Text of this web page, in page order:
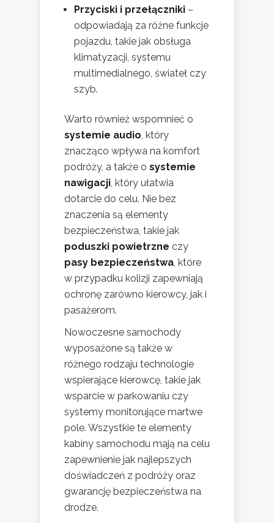
Przyciski i przełączniki –
odpowiadają za różne funkcje
pojazdu, takie jak obsługa
klimatyzacji, systemu
multimedialnego, świateł czy
szyb.
Warto również wspomnieć o
systemie audio, który
znacząco wpływa na komfort
podróży, a także o systemie
nawigacji, który ułatwia
dotarcie do celu. Nie bez
znaczenia są elementy
bezpieczeństwa, takie jak
poduszki powietrzne czy
pasy bezpieczeństwa, które
w przypadku kolizji zapewniają
ochronę zarówno kierowcy, jak i
pasażerom.
Nowoczesne samochody
wyposażone są także w
różnego rodzaju technologie
wspierające kierowcę, takie jak
wsparcie w parkowaniu czy
systemy monitorujące martwe
pole. Wszystkie te elementy
kabiny samochodu mają na celu
zapewnienie jak najlepszych
doświadczeń z podróży oraz
gwarancję bezpieczeństwa na
drodze.